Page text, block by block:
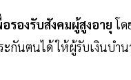
รองรับสังคมผู้สูงอายุโด
กันตนได้ ให้ผู้รับเงินบำ